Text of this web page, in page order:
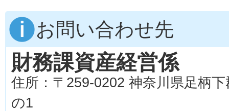
お問い合わせ先
財務課資産経営係
住所：〒259-0202 神奈川県足柄
の1